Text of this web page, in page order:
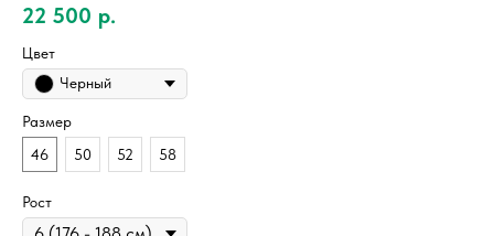
22 500 р.
Цвет
Черный
Размер
46
50 52 58
Рост